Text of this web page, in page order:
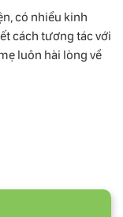
có nhiều kinh
cách tương tác với
luôn hài lòng về